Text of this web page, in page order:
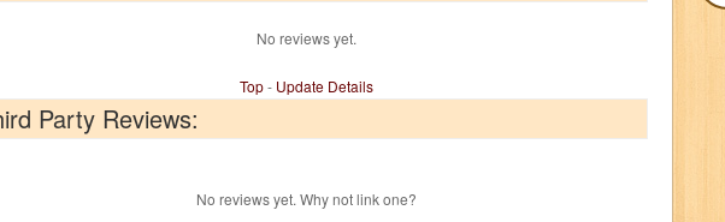
No reviews yet.
Top- Update Details
Party Reviews:
No reviews yet. Why not link one?